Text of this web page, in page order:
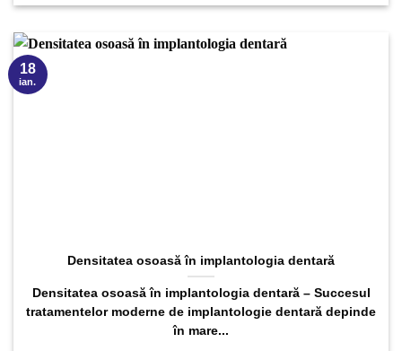
Densitatea osoasă în implantologia dentară
Densitatea osoasă în implantologia dentară – Succesul
tratamentelor moderne de implantologie dentară depinde
în mare...
18
ian.